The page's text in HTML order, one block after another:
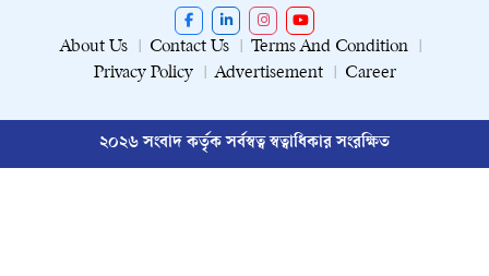
About Us Contact Us
Terms And Condition
Privacy Policy
Advertisement Career
২০২৬ সংবাদ কর্তৃক সর্বস্বত্ব স্বত্বাধিকার সংরক্ষিত